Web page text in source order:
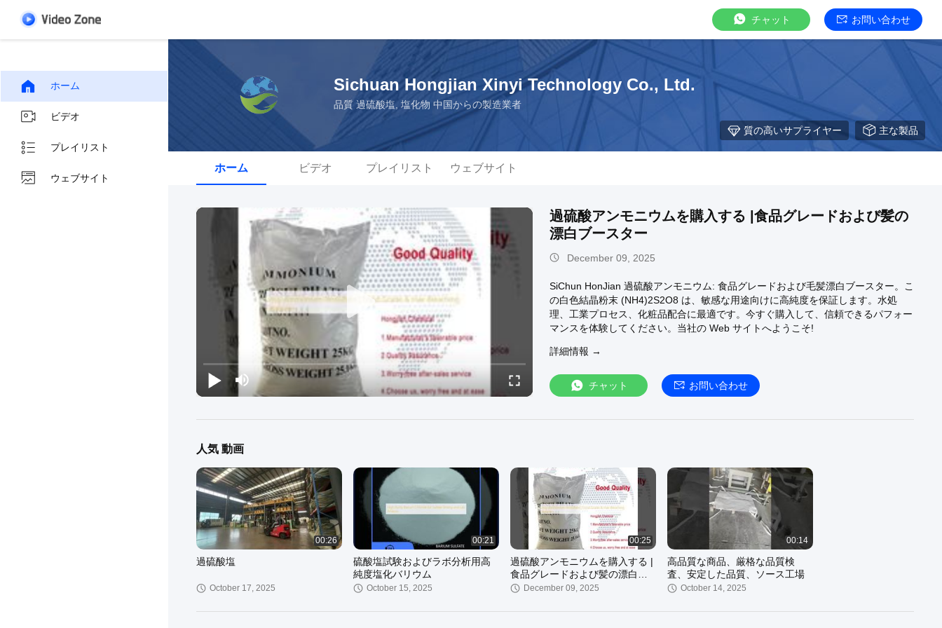
チャット お問い合わせ
ホーム
ビデオ
プレイリスト
ウェブサイト
Sichuan Hongjian Xinyi Technology Co., Ltd.
品質 過硫酸塩, 塩化物 中国からの製造業者
質の高いサプライヤー 主な製品
ホーム ビデオ プレイリスト ウェブサイト
過硫酸アンモニウムを購入する |食品グレードおよび髪の
漂白ブースター
December 09, 2025
SiChun HonJian 過硫酸アンモニウム: 食品グレードおよび毛髪漂白ブースター。こ
の白色結晶粉末 (NH4)2S2O8 は、敏感な用途向けに高純度を保証します。水処
理、工業プロセス、化粧品配合に最適です。今すぐ購入して、信頼できるパフォー
マンスを体験してください。当社の Web サイトへようこそ!
詳細情報 →
チャット お問い合わせ
人気 動画
00:26
過硫酸塩
October 17, 2025
00:21
硫酸塩試験およびラボ分析用高
純度塩化バリウム
October 15, 2025
00:25
過硫酸アンモニウムを購入する |
食品グレードおよび髪の漂白ブ
ースター
December 09, 2025
00:14
高品質な商品、厳格な品質検
査、安定した品質、ソース工場
October 14, 2025